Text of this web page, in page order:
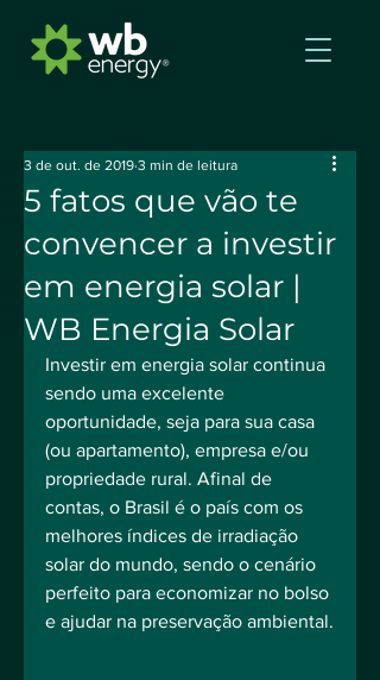
5 fatos que vão te
convencer a investir
em energia solar |
WB Energia Solar
3 de out. de 2019 3 min de leitura
Investir em energia solar continua
sendo uma excelente
oportunidade, seja para sua casa
(ou apartamento), empresa e/ou
propriedade rural. Afinal de
contas, o Brasil é o país com os
melhores índices de irradiação
solar do mundo, sendo o cenário
perfeito para economizar no bolso
e ajudar na preservação ambiental.